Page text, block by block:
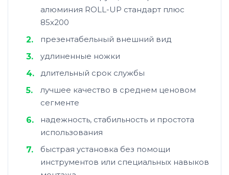
алюминия ROLL-UP стандарт плюс
85х200
презентабельный внешний вид
удлиненные ножки
длительный срок службы
лучшее качество в среднем ценовом
сегменте
надежность, стабильность и простота
использования
быстрая установка без помощи
инструментов или специальных навыков